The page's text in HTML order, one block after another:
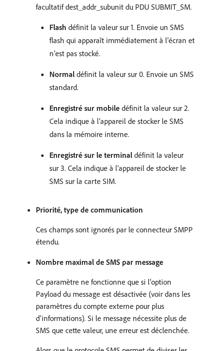
facultatif dest_addr_subunit du PDU SUBMIT_SM.
Flash définit la valeur sur 1. Envoie un SMS
flash qui apparaît immédiatement à l’écran et
n’est pas stocké.
Normal définit la valeur sur 0. Envoie un SMS
standard.
Enregistré sur mobile définit la valeur sur 2.
Cela indique à l’appareil de stocker le SMS
dans la mémoire interne.
Enregistré sur le terminal définit la valeur
sur 3. Cela indique à l’appareil de stocker le
SMS sur la carte SIM.
Priorité, type de communication
Ces champs sont ignorés par le connecteur SMPP
étendu.
Nombre maximal de SMS par message
Ce paramètre ne fonctionne que si l’option
Payload du message est désactivée (voir dans les
paramètres du compte externe pour plus
d’informations). Si le message nécessite plus de
SMS que cette valeur, une erreur est déclenchée.